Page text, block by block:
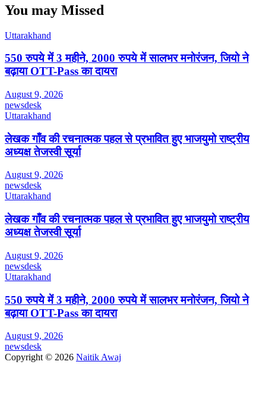
You may Missed
Uttarakhand
550 रुपये में 3 महीने, 2000 रुपये में सालभर मनोरंजन, जियो ने
बढ़ाया OTT-Pass का दायरा
August 9, 2026
newsdesk
Uttarakhand
लेखक गाँव की रचनात्मक पहल से प्रभावित हुए भाजयुमो राष्ट्रीय
अध्यक्ष तेजस्वी सूर्या
August 9, 2026
newsdesk
Uttarakhand
लेखक गाँव की रचनात्मक पहल से प्रभावित हुए भाजयुमो राष्ट्रीय
अध्यक्ष तेजस्वी सूर्या
August 9, 2026
newsdesk
Uttarakhand
550 रुपये में 3 महीने, 2000 रुपये में सालभर मनोरंजन, जियो ने
बढ़ाया OTT-Pass का दायरा
August 9, 2026
newsdesk
Copyright © 2026 Naitik Awaj